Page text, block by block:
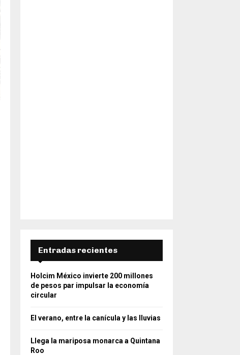
Entradas recientes
Holcim México invierte 200 millones
de pesos par impulsar la economía
circular
El verano, entre la canícula y las lluvias
Llega la mariposa monarca a Quintana
Roo